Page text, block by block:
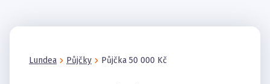
Lundea Půjčky Půjčka 50 000 Kč